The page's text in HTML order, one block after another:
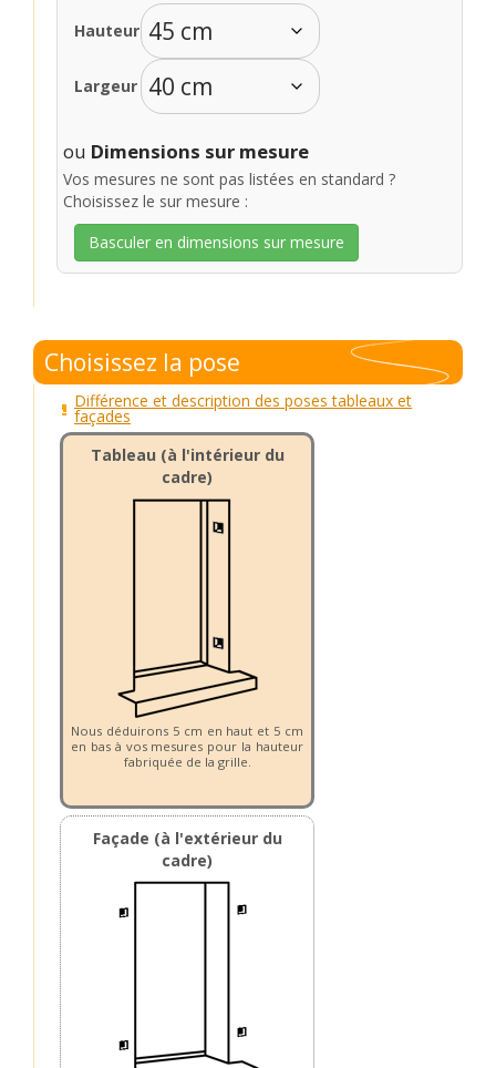
Hauteur
Largeur
ou Dimensions sur mesure
Vos mesures ne sont pas listées en standard ?
Choisissez le sur mesure :
Basculer en dimensions sur mesure
Choisissez la pose
Différence et description des poses tableaux et
façades
Tableau (à l'intérieur du
cadre)
Nous déduirons 5 cm en haut et 5 cm
en bas à vos mesures pour la hauteur
fabriquée de la grille.
Façade (à l'extérieur du
cadre)